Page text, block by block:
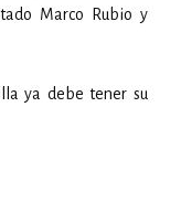
Marco Rubio y
ya debe tener su